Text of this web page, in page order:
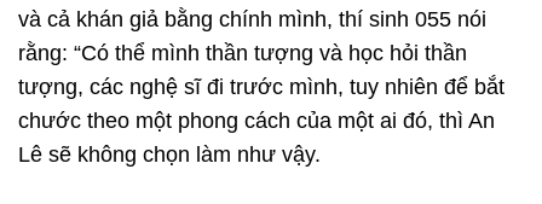
và cả khán giả bằng chính mình, thí sinh 055 nói
rằng: “Có thể mình thần tượng và học hỏi thần
tượng, các nghệ sĩ đi trước mình, tuy nhiên để bắt
chước theo một phong cách của một ai đó, thì An
Lê sẽ không chọn làm như vậy.